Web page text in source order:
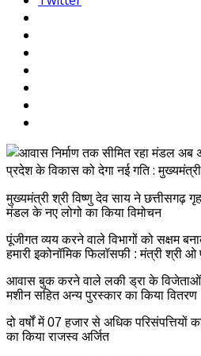
मुख्यमंत्री श्री विष्णु देव साय ने छत्तीसगढ़
मंडल के नए लोगो का किया विमोचन
पूंजीगत व्यय करने वाले विभागों को सक्षम
हमारी इकोनॉमिक फिलॉसफी : मंत्री श्री ओ
आवास बुक करने वाले लकी ड्रा के विजेताओं
मशीन सहित अन्य पुरस्कार का किया वितरण
दो वर्षों में 07 हजार से अधिक
का किया राजस्व अर्जित